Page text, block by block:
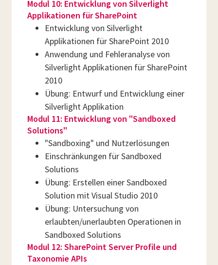
Modul 10: Entwicklung von Silverlight
Applikationen für SharePoint
Entwicklung von Silverlight
Applikationen für SharePoint 2010
Anwendung und Fehleranalyse von
Silverlight Applikationen für SharePoint
2010
Übung: Entwurf und Entwicklung einer
Silverlight Applikation
Modul 11: Entwicklung von "Sandboxed
Solutions"
"Sandboxing" und Nutzerlösungen
Einschränkungen für Sandboxed
Solutions
Übung: Erstellen einer Sandboxed
Solution mit Visual Studio 2010
Übung: Untersuchung von
erlaubten/unerlaubten Operationen in
Sandboxed Solutions
Modul 12: SharePoint Server Profile und
Taxonomie APIs